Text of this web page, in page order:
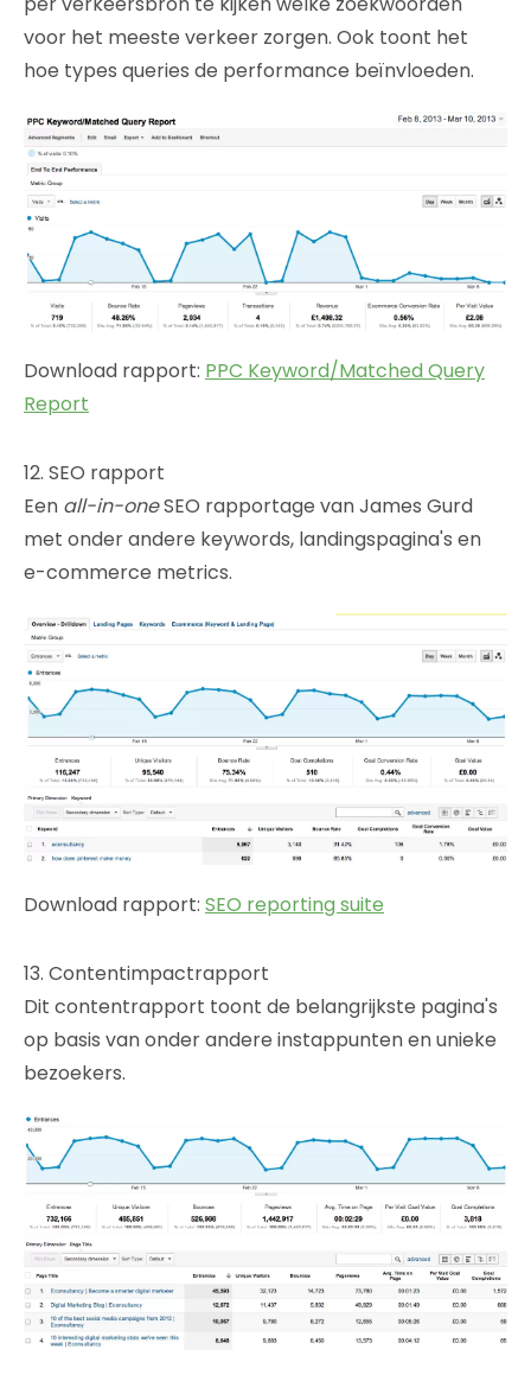
voor het meeste verkeer zorgen. Ook toont het
hoe types queries de performance beïnvloeden.
Download rapport: PPC Keyword/Matched Query
Report
12. SEO rapport
Een all-in-oneSEO rapportage van James Gurd
met onder andere keywords, landingspagina's en
e-commerce metrics.
Download rapport: SEO reporting suite
13. Contentimpactrapport
Dit contentrapport toont de belangrijkste pagina's
op basis van onder andere instappunten en unieke
bezoekers.